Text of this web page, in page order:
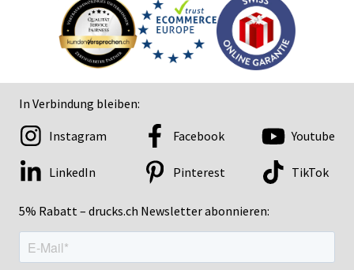
In Verbindung bleiben:
5% Rabatt – drucks.ch Newsletter abonnieren:
Instagram Facebook Youtube
LinkedIn Pinterest TikTok